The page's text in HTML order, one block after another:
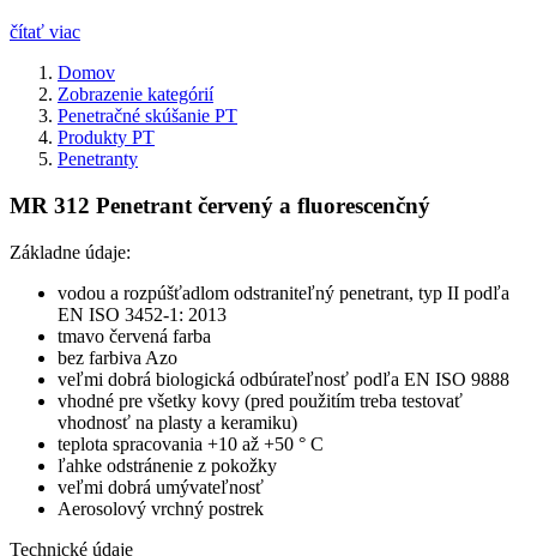
čítať viac
Domov
Zobrazenie kategórií
Penetračné skúšanie PT
Produkty PT
Penetranty
MR 312 Penetrant červený a fluorescenčný
Základne údaje:
vodou a rozpúšťadlom odstraniteľný penetrant, typ II podľa
EN ISO 3452-1: 2013
tmavo červená farba
bez farbiva Azo
veľmi dobrá biologická odbúrateľnosť podľa EN ISO 9888
vhodné pre všetky kovy (pred použitím treba testovať
vhodnosť na plasty a keramiku)
teplota spracovania +10 až +50 ° C
ľahke odstránenie z pokožky
veľmi dobrá umývateľnosť
Aerosolový vrchný postrek
Technické údaje